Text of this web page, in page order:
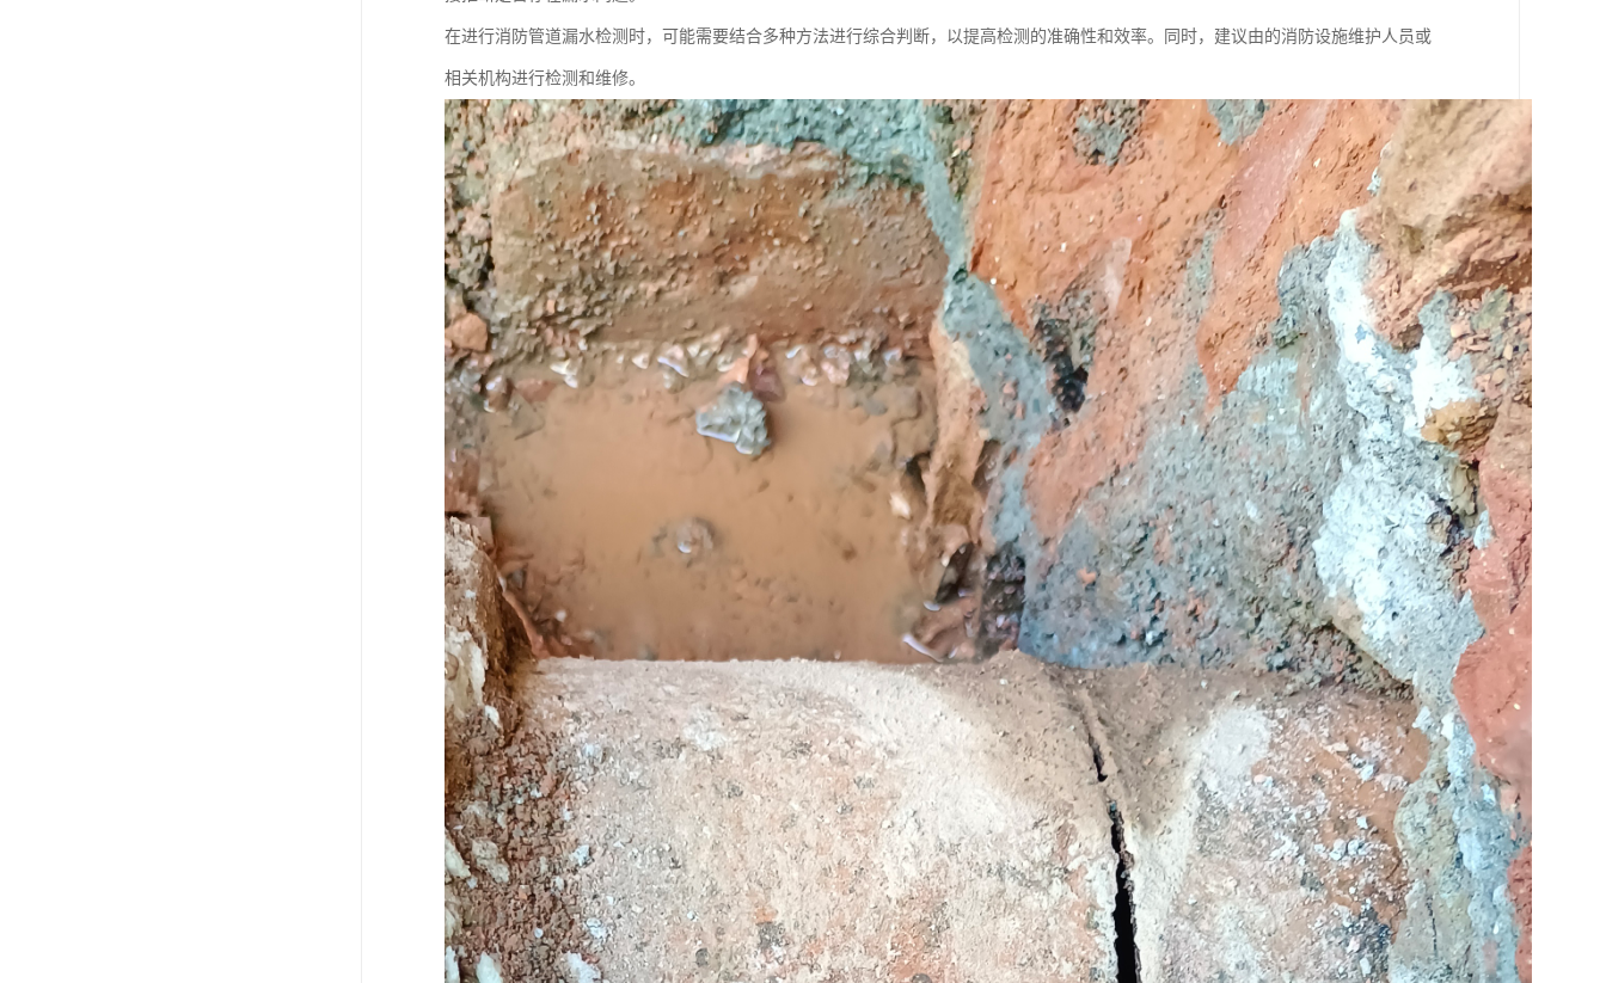
在进行消防管道漏水检测时，可能需要结合多种方法进行综合判断，以提高检测的准确性和效率。同时，建议由的消防设施维护人员或
相关机构进行检测和维修。